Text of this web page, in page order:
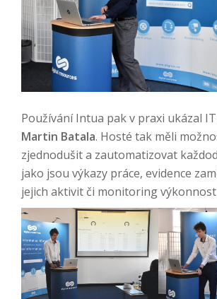
Používání Intua pak v praxi ukázal
Martin Batala. Hosté tak měli
zjednodušit a zautomatizovat
jako jsou výkazy práce, evidence
jejich aktivit či monitoring